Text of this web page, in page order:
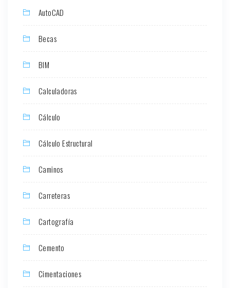
AutoCAD
Becas
BIM
Calculadoras
Cálculo
Cálculo Estructural
Caminos
Carreteras
Cartografía
Cemento
Cimentaciones